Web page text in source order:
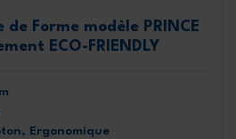
de Forme modèle PRINCE
ECO-FRIENDLY
Ergonomique